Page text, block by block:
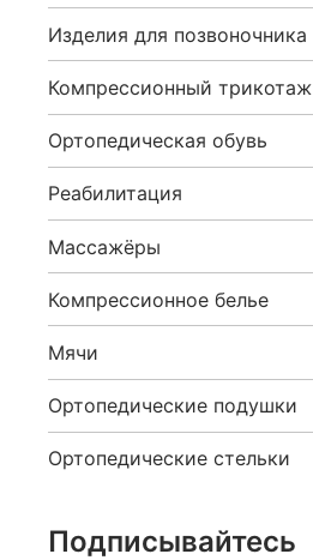
Изделия для позвоночника
Компрессионный трикотаж
Ортопедическая обувь
Реабилитация
Массажёры
Компрессионное белье
Мячи
Ортопедические подушки
Ортопедические стельки
Подписывайтесь